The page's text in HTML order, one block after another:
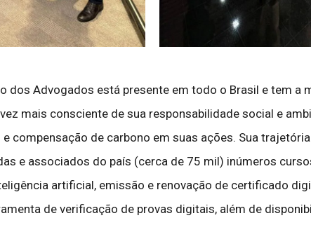
dos Advogados está presente em todo o Brasil e tem
mais consciente de sua responsabilidade social e
compensação de carbono em suas ações. Sua
e associados do país (cerca de 75 mil) inúmeros
artificial, emissão e renovação de certificado
de verificação de provas digitais, além de